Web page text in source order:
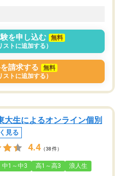
を申し込む
無料
ストに追加する）
請求する
無料
ストに追加する）
大生によるオンライン個別
見る
4.4 （38件）
中1～中3 高1～高3 浪人生